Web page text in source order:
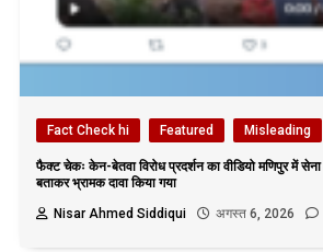
Fact Check hi Featured Misleading
फैक्ट चेकः केन-बेतवा विरोध प्रदर्शन का वीडियो मणिपुर में सेना
बताकर भ्रामक दावा किया गया
Nisar Ahmed Siddiqui
अगस्त 6, 2026